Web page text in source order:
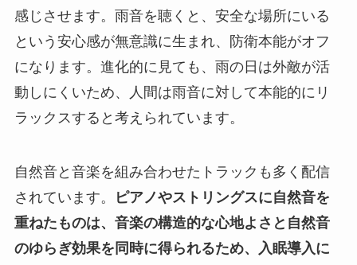
感じさせます。雨音を聴くと、安全な場所にいる
という安心感が無意識に生まれ、防衛本能がオフ
になります。進化的に見ても、雨の日は外敵が活
動しにくいため、人間は雨音に対して本能的にリ
ラックスすると考えられています。
自然音と音楽を組み合わせたトラックも多く配信
されています。
ピアノやストリングスに自然音を
重ねたものは、音楽の構造的な心地よさと自然音
のゆらぎ効果を同時に得られるため、入眠導入に